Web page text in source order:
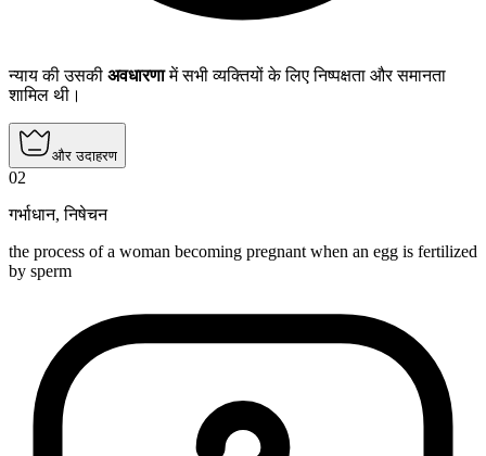
न्याय की उसकी अवधारणामें सभी व्यक्तियों के लिए निष्पक्षता और समानता
शामिल थी।
और उदाहरण
02
गर्भाधान,निषेचन
the process of a woman becoming pregnant when an egg is fertilized
by sperm